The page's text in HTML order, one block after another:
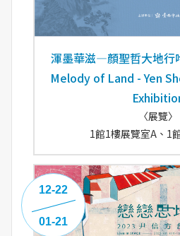
渾墨華滋—顏聖哲大地行
Melody of Land - Yen
〈展覽〉
1館1樓展覽室A、1
12-22
01-21